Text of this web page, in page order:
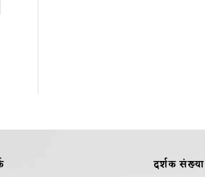
दर्शक संख्या